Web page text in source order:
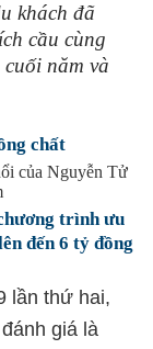
khách đã
cầu cùng
năm và
chất
của Nguyễn Tử
trình ưu
đến 6 tỷ đồng
lần thứ hai,
giá là